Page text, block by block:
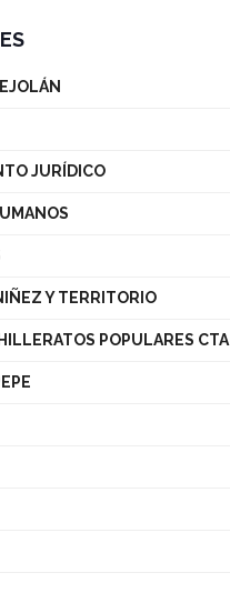
JURÍDICO
Y TERRITORIO
POPULARES CTA